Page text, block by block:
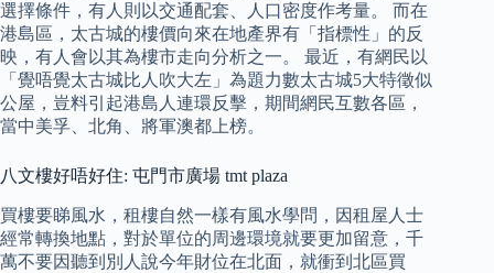
選擇條件，有人則以交通配套、人口密度作考量。 而在
港島區，太古城的樓價向來在地產界有「指標性」的反
映，有人會以其為樓市走向分析之一。 最近，有網民以
「覺唔覺太古城比人吹大左」為題力數太古城5大特徵似
公屋，豈料引起港島人連環反擊，期間網民互數各區，
當中美孚、北角、將軍澳都上榜。
八文樓好唔好住: 屯門市廣場 tmt plaza
買樓要睇風水，租樓自然一樣有風水學問，因租屋人士
經常轉換地點，對於單位的周邊環境就要更加留意，千
萬不要因聽到別人說今年財位在北面，就衝到北區買